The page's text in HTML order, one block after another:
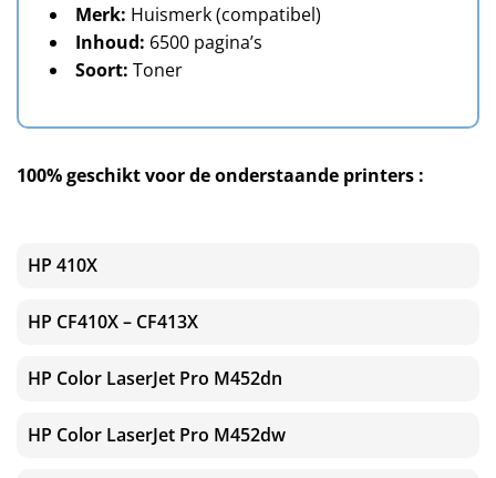
Merk: Huismerk (compatibel)
Inhoud: 6500 pagina’s
Soort: Toner
100% geschikt voor de onderstaande printers :
HP 410X
HP CF410X – CF413X
HP Color LaserJet Pro M452dn
HP Color LaserJet Pro M452dw